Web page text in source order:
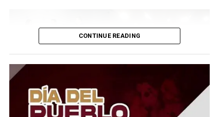
El Presidente del Consejo Consultivo del Sistema DIF
Estatal Guanajuato, Juan Carlos Montesinos Carranza,
señaló que esta iniciativa busca brindar apoyo solidario y
CONTINUE READING